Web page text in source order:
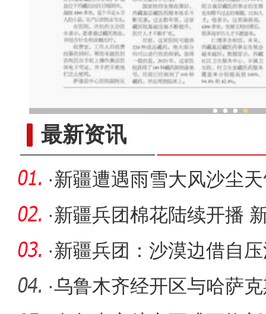
最新资讯
·新疆遭遇雨雪大风沙尘
·新疆兵团棉花陆续开播
位运用
·新疆兵团：沙漠边借自
药显成效
·乌鲁木齐经开区与哈萨